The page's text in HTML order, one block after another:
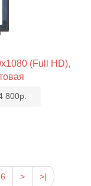
(Full HD),
800р.
6 > >|